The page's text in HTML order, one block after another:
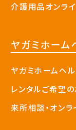
介護用品オンラ
ヤガミホー
ヤガミホームヘ
レンタルご希望
来所相談・オン